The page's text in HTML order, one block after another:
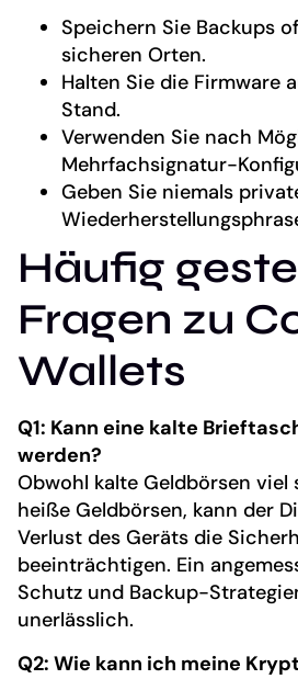
Speichern Sie Backups
sicheren Orten.
Halten Sie die Firmware
Stand.
Verwenden Sie nach
Mehrfachsignatur-
Geben Sie niemals
Häufig
Fragen zu
Wallets
Q1: Kann eine kalte
werden?
Obwohl kalte Geldbörsen viel
heiße Geldbörsen, kann der
Verlust des Geräts die
beeinträchtigen. Ein
Schutz und Backup-
unerlässlich.
Q2: Wie kann ich meine